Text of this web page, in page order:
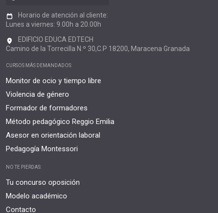
Horario de atención al cliente:
Lunes a viernes: 9.00h a 20.00h
EDIFICIO EDUCA EDTECH
Camino de la Torrecilla N.º 30,C.P 18200, Maracena Granada
CURSOS MÁS DEMANDADOS:
Monitor de ocio y tiempo libre
Violencia de género
Formador de formadores
Método pedagógico Reggio Emilia
Asesor en orientación laboral
Pedagogía Montessori
NO TE PIERDAS:
Tu concurso oposición
Modelo académico
Contacto